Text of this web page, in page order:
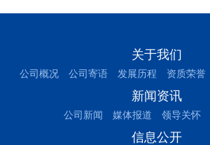
关于我们
公司概况 公司寄语 发展历程 资质荣誉
新闻资讯
公司新闻 媒体报道 领导关怀
信息公开